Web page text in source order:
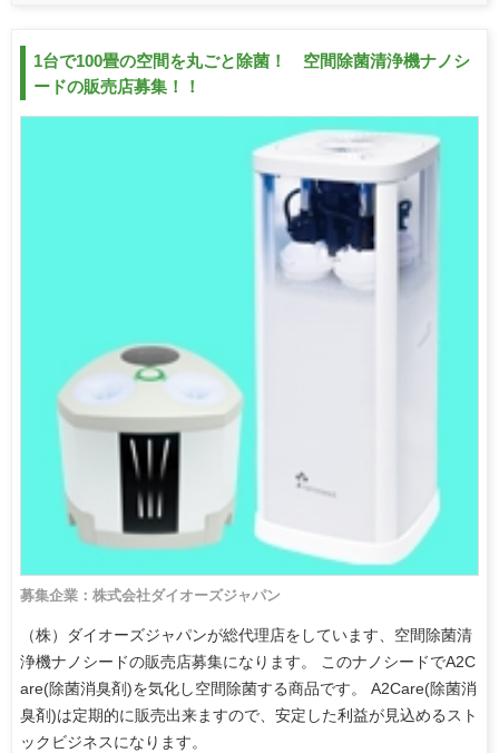
1台で100畳の空間を丸ごと除菌！ 空間除菌清浄機ナノシ
ードの販売店募集！！
募集企業：株式会社ダイオーズジャパン
（株）ダイオーズジャパンが総代理店をしています、空間除菌清
浄機ナノシードの販売店募集になります。 このナノシードでA2C
are(除菌消臭剤)を気化し空間除菌する商品です。 A2Care(除菌消
臭剤)は定期的に販売出来ますので、安定した利益が見込めるスト
ックビジネスになります。